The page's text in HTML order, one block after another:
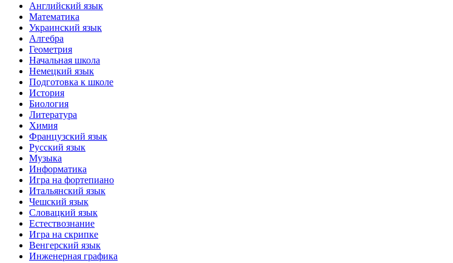
Английский язык
Математика
Украинский язык
Алгебра
Геометрия
Начальная школа
Немецкий язык
Подготовка к школе
История
Биология
Литература
Химия
Французский язык
Русский язык
Музыка
Информатика
Игра на фортепиано
Итальянский язык
Чешский язык
Словацкий язык
Естествознание
Игра на скрипке
Венгерский язык
Инженерная графика